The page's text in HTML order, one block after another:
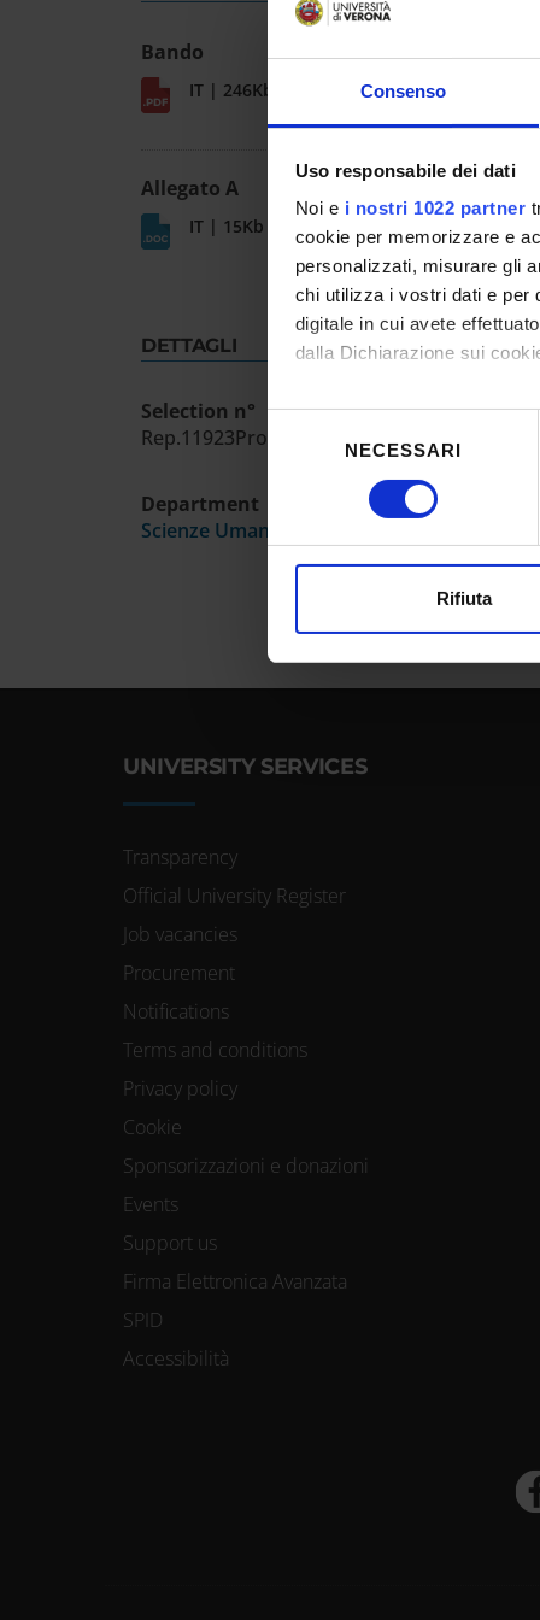
Consenso
Uso responsabile dei dati
Noi e i nostri 1022 partner
cookie per memorizzare e
personalizzati, misurare gli
chi utilizza i vostri dati e per
digitale in cui avete
dalla Dichiarazione sui
Con il tuo consenso,
raccogliere
Approfondisci come
Utilizziamo i cookie per
NECESSARI
Rifiuta
Bando
IT | 246Kb
Allegato A
IT | 15Kb
DETTAGLI
Selection n°
Rep.11923Prot463526 25/10/2024
Department
Scienze Umane
UNIVERSITY SERVICES
Transparency
Official University Register
Job vacancies
Procurement
Notifications
Terms and conditions
Privacy policy
Cookie
Sponsorizzazioni e donazioni
Events
Support us
Firma Elettronica Avanzata
SPID
Accessibilità